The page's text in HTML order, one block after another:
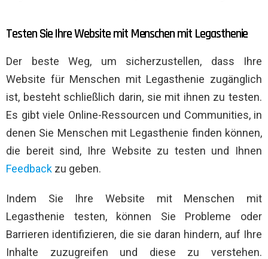
Testen Sie Ihre Website mit Menschen mit Legasthenie
Der beste Weg, um sicherzustellen, dass Ihre
Website für Menschen mit Legasthenie zugänglich
ist, besteht schließlich darin, sie mit ihnen zu testen.
Es gibt viele Online-Ressourcen und Communities, in
denen Sie Menschen mit Legasthenie finden können,
die bereit sind, Ihre Website zu testen und Ihnen
Feedback zu geben.
Indem Sie Ihre Website mit Menschen mit
Legasthenie testen, können Sie Probleme oder
Barrieren identifizieren, die sie daran hindern, auf Ihre
Inhalte zuzugreifen und diese zu verstehen.